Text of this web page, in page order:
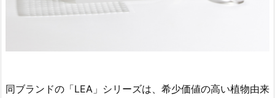
同ブランドの「LEA」シリーズは、希少価値の高い植物由来